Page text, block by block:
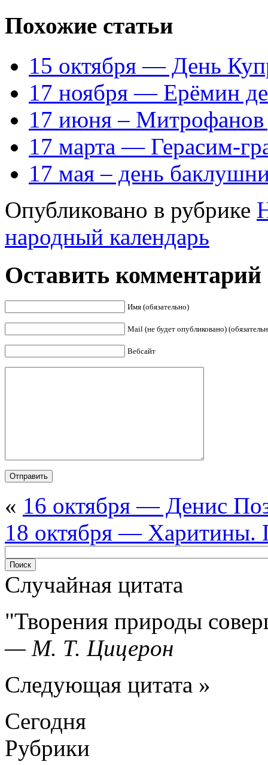
Похожие статьи
15 октября — День
17 ноября — Ерёмин
17 июня – Митрофанов
17 марта — Герасим-
17 мая – день
Опубликовано в рубрике
народный календарь
Оставить комментарий
Имя (обязательно)
Mail (не будет опубликовано)
Вебсайт
« 16 октября — Денис
18 октября — Харитины.
Случайная цитата
Творения природы
— М. Т. Цицерон
Следующая цитата »
Сегодня
Рубрики